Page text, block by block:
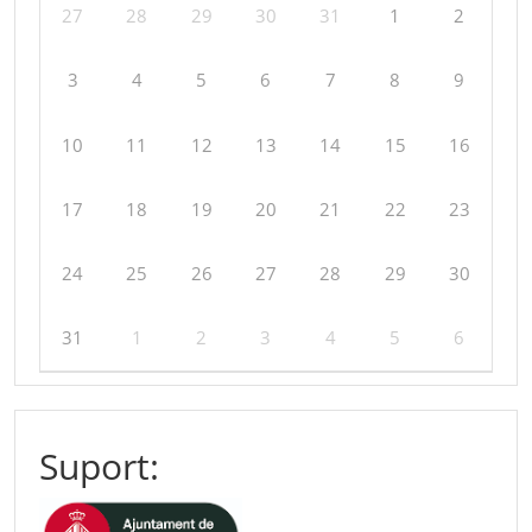
27 28 29 30 31 1 2
3 4 5 6 7 8 9
10 11 12 13 14 15 16
17 18 19 20 21 22 23
24 25 26 27 28 29 30
31 1 2 3 4 5 6
Suport: